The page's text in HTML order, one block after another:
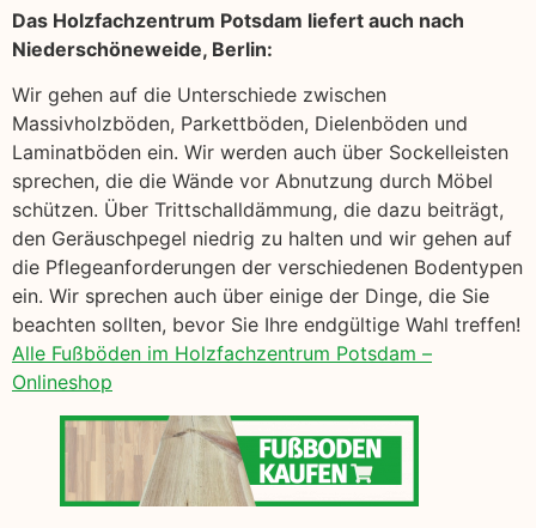
Das Holzfachzentrum Potsdam liefert auch nach
Niederschöneweide, Berlin:
Wir gehen auf die Unterschiede zwischen
Massivholzböden, Parkettböden, Dielenböden und
Laminatböden ein. Wir werden auch über Sockelleisten
sprechen, die die Wände vor Abnutzung durch Möbel
schützen. Über Trittschalldämmung, die dazu beiträgt,
den Geräuschpegel niedrig zu halten und wir gehen auf
die Pflegeanforderungen der verschiedenen Bodentypen
ein. Wir sprechen auch über einige der Dinge, die Sie
beachten sollten, bevor Sie Ihre endgültige Wahl treffen!
Alle Fußböden im Holzfachzentrum Potsdam –
Onlineshop